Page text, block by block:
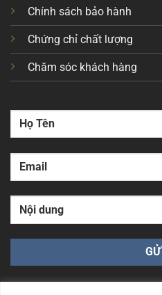
Chính sách bảo hành
Chứng chỉ chất lượng
Chăm sóc khách hàng